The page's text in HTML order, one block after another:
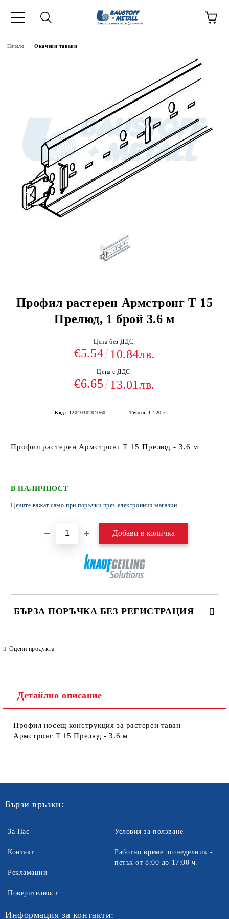
Начало Окачени тавани
Профил растерен Армстронг Т 15
Прелюд, 1 брой 3.6 м
Цена без ДДС:
€5.54 10.84лв.
Цена с ДДС:
€6.65 13.01лв.
Код: 1204030201060 Тегло: 1.120 кг
Профил растерен Армстронг Т 15 Прелюд - 3.6 м
В НАЛИЧНОСТ
Цените важат само при поръчки през електронния магазин
БЪРЗА ПОРЪЧКА БЕЗ РЕГИСТРАЦИЯ
Ние ще се свържем с вас в рамките на работния ден. Крайната
Оцени продукта
Детайлно описание
Профил носещ конструкция за растерен таван
Армстронг Т 15 Прелюд - 3.6 м
Бързи връзки:
За Нас
Контакт
Рекламации
Поверителност
Условия за ползване
Работно време: понеделник -
петък от 8:00 до 17:00 ч.
Информация за контакти: